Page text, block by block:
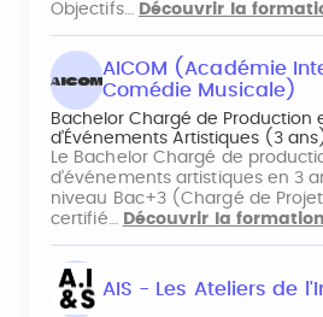
Objectifs… Découvrir la
AICOM (Académie
Comédie Musicale)
Bachelor Chargé de Production
d’Événements Artistiques (3
Le Bachelor Chargé de
d’événements artistiques en 3
niveau Bac+3 (Chargé de
certifié…
Découvrir la formation
AIS - Les Ateliers de